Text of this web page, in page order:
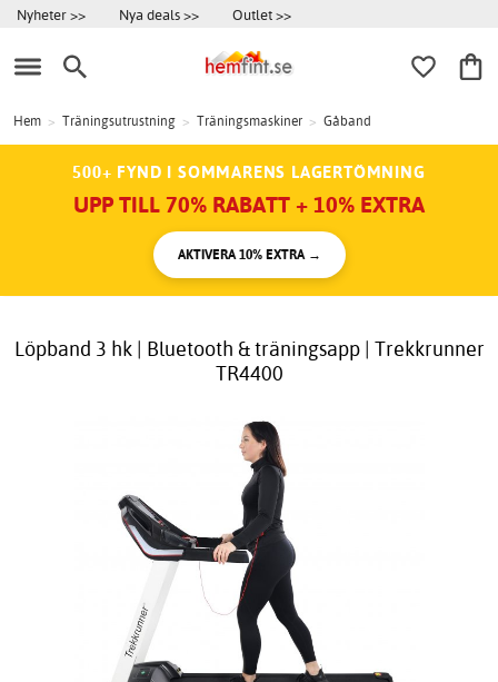
Nyheter >> Nya deals >> Outlet >>
Hem > Träningsutrustning > Träningsmaskiner > Gåband
500+ FYND I SOMMARENS LAGERTÖMNING
UPP TILL 70% RABATT + 10% EXTRA
AKTIVERA 10% EXTRA →
Löpband 3 hk | Bluetooth & träningsapp | Trekkrunner
TR4400